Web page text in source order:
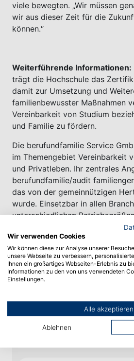
viele bewegten. „Wir müssen
wir aus dieser Zeit für die
können.“
Weiterführende Informationen:
trägt die Hochschule das
damit zur Umsetzung und
familienbewusster Maßnahmen
Vereinbarkeit von Studium
und Familie zu fördern.
Die berufundfamilie Service
im Themengebiet Vereinbarkeit
und Privatleben. Ihr zentrales
berufundfamilie/audit
das von der gemeinnützigen
wurde. Einsetzbar in allen
unterschiedlichen
den Status quo der bereits
und lebensphasenbewussten
entwickelt systematisch das
Potenzial und sorgt mit
Zielvereinbarungen dafür, dass
in der Unternehmenskultur
Professoren, Mitarbeiter und
als familiengerecht zertifiziert
Wir verwenden Cookies
Wir können diese zur Analyse unserer
unsere Webseite zu verbessern,
Ihnen ein großartiges Webseiten-Erlebnis zu
Informationen zu den von uns verwendeten
Einstellungen.
Alle akzeptieren
Ablehnen